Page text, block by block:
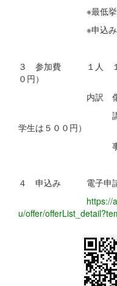
※最低挙行人
※申込みが定員
３ 参加費 １人 １，
０円）
内訳 傷害
講師料 １
学生は５００円）
事務手
４ 申込み 電子申請
https://
u/offer/